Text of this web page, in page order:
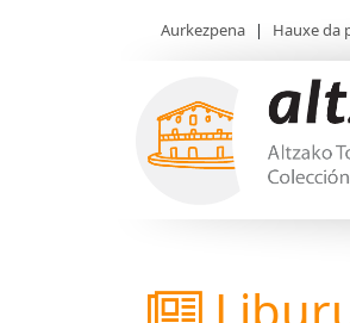
Aurkezpena | Hauxe da